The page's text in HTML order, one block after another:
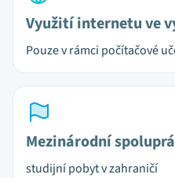
Využití internetu ve
Pouze v rámci počítačové
Mezinárodní
studijní pobyt v zahraničí